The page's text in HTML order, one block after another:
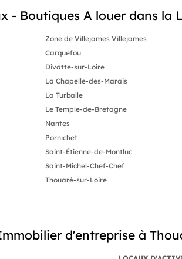
- Boutiques A louer dans la
Zone de Villejames Villejames
Carquefou
Divatte-sur-Loire
La Chapelle-des-Marais
La Turballe
Le Temple-de-Bretagne
Nantes
Pornichet
Saint-Étienne-de-Montluc
Saint-Michel-Chef-Chef
Thouaré-sur-Loire
d'entreprise à